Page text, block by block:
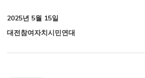
2025년 5월 15일
대전참여자치시민연대